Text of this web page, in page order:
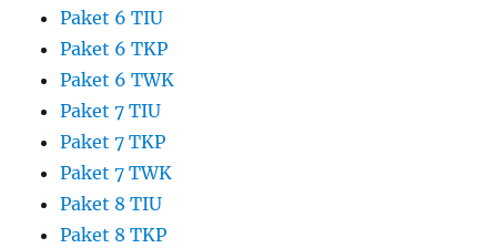
Paket 6 TIU
Paket 6 TKP
Paket 6 TWK
Paket 7 TIU
Paket 7 TKP
Paket 7 TWK
Paket 8 TIU
Paket 8 TKP